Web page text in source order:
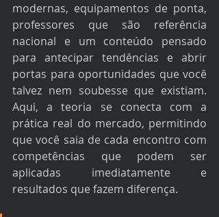
modernas, equipamentos de ponta,
professores que são referência
nacional e um conteúdo pensado
para antecipar tendências e abrir
portas para oportunidades que você
talvez nem soubesse que existiam.
Aqui, a teoria se conecta com a
prática real do mercado, permitindo
que você saia de cada encontro com
competências que podem ser
aplicadas imediatamente e
resultados que fazem diferença.